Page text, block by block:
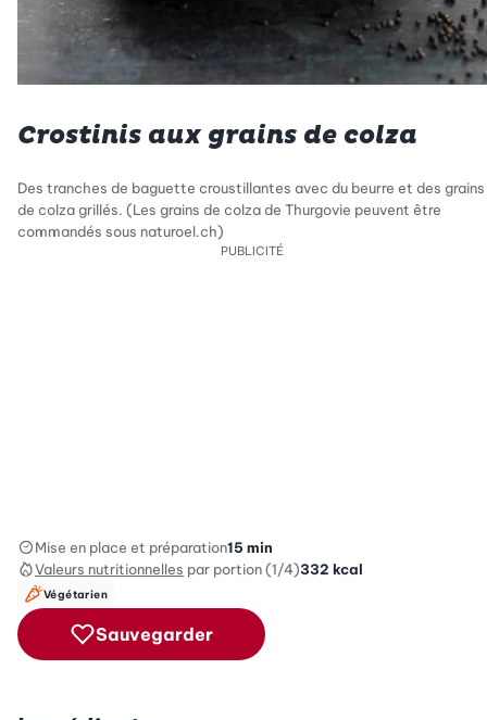
Crostinis aux grains de colza
Des tranches de baguette croustillantes avec du beurre et des grains
de colza grillés. (Les grains de colza de Thurgovie peuvent être
commandés sous naturoel.ch)
PUBLICITÉ
Mise en place et préparation15 min
Valeurs nutritionnelles par portion (1/4)332 kcal
Végétarien
Sauvegarder